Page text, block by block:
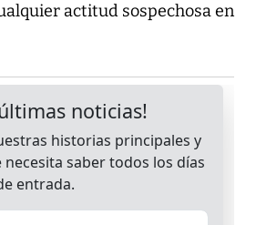
actitud sospechosa en